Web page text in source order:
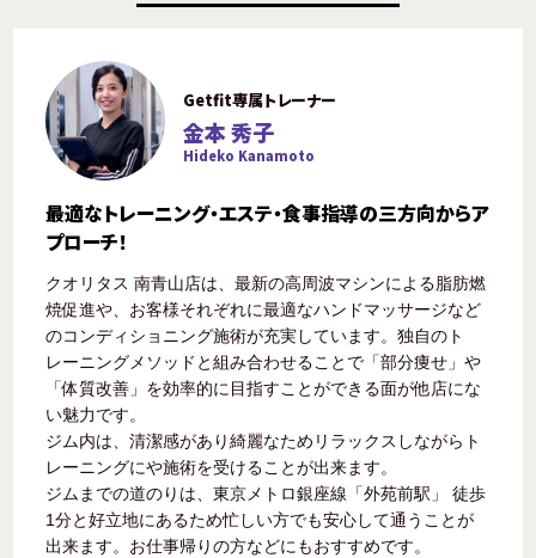
Getfit専属トレーナー
金本 秀子
Hideko Kanamoto
最適なトレーニング・エステ・食事指導の三方向からア
プローチ！
クオリタス 南青山店は、最新の高周波マシンによる脂肪燃
焼促進や、お客様それぞれに最適なハンドマッサージなど
のコンディショニング施術が充実しています。独自のト
レーニングメソッドと組み合わせることで「部分痩せ」や
「体質改善」を効率的に目指すことができる面が他店にな
い魅力です。
ジム内は、清潔感があり綺麗なためリラックスしながらト
レーニングにや施術を受けることが出来ます。
ジムまでの道のりは、東京メトロ銀座線「外苑前駅」 徒歩
1分と好立地にあるため忙しい方でも安心して通うことが
出来ます。お仕事帰りの方などにもおすすめです。